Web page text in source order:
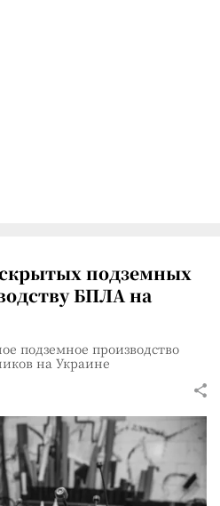
подземных
БПЛА на
подземное производство
на Украине